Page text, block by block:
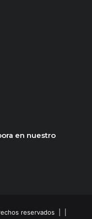
en nuestro
reservados | |